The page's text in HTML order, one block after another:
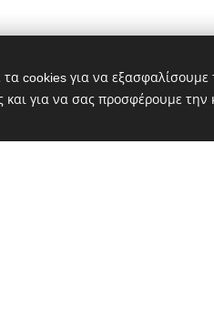
τα cookies για να
και για να σας προσφέρουμε την